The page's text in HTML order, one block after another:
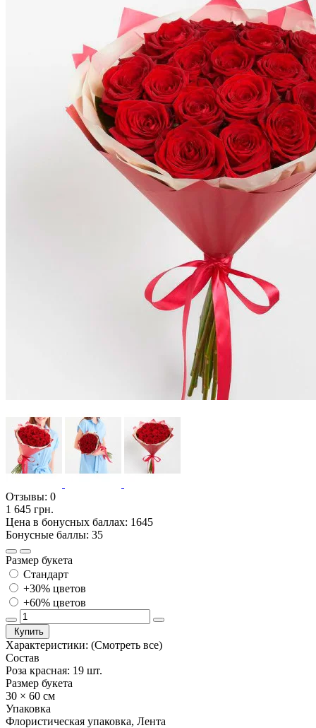
Отзывы: 0
1 645 грн.
Цена в бонусных баллах: 1645
Бонусные баллы: 35
Размер букета
Стандарт
+30% цветов
+60% цветов
Купить
Характеристики: (Смотреть все)
Состав
Роза красная: 19 шт.
Размер букета
30 × 60 см
Упаковка
Флористическая упаковка, Лента